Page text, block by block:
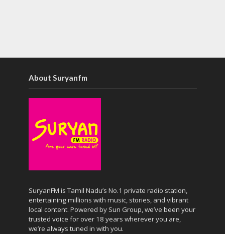
About Suryanfm
SuryanFM is Tamil Nadu’s No.1 private radio station,
entertaining millions with music, stories, and vibrant
local content. Powered by Sun Group, we’ve been your
trusted voice for over 18 years wherever you are,
we’re always tuned in with you.